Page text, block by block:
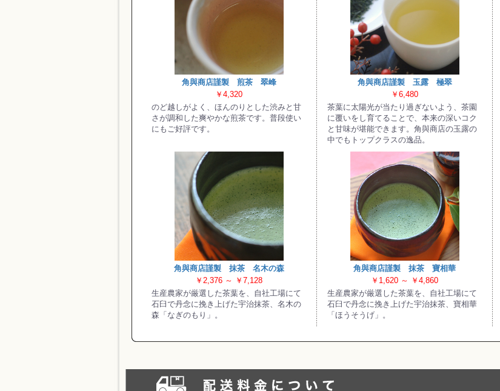
お買い物を続ける
角與商店謹製 煎茶 翠峰
￥4,320
のど越しがよく、ほんのりとした渋みと甘
さが調和した爽やかな煎茶です。普段使い
にもご好評です。
角與商店謹製 玉露 極翠
￥6,480
茶葉に太陽光が当たり過ぎないよう、茶園
に覆いをし育てることで、本来の深いコク
と甘味が堪能できます。角與商店の玉露の
中でもトップクラスの逸品。
角與商店謹製 抹茶 名木の森
￥2,376 ～ ￥7,128
生産農家が厳選した茶葉を、自社工場にて
石臼で丹念に挽き上げた宇治抹茶、名木の
森「なぎのもり」。
角與商店謹製 抹茶 寶相華
￥1,620 ～ ￥4,860
生産農家が厳選した茶葉を、自社工場にて
石臼で丹念に挽き上げた宇治抹茶、寶相華
「ほうそうげ」。